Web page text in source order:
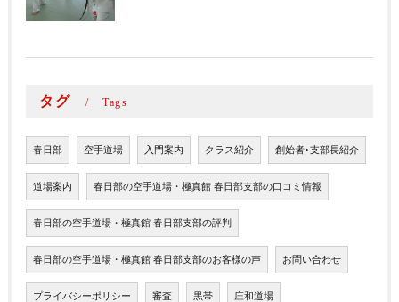
タグ Tags
春日部 空手道場 入門案内 クラス紹介 創始者･支部長紹介
道場案内 春日部の空手道場・極真館 春日部支部の口コミ情報
春日部の空手道場・極真館 春日部支部の評判
春日部の空手道場・極真館 春日部支部のお客様の声 お問い合わせ
プライバシーポリシー 審査 黒帯 庄和道場